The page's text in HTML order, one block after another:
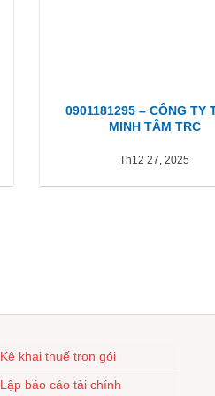
0901181295 – CÔNG TY
MINH TÂM TRC
Th12 27, 2025
Kê khai thuế trọn gói
Lập báo cáo tài chính